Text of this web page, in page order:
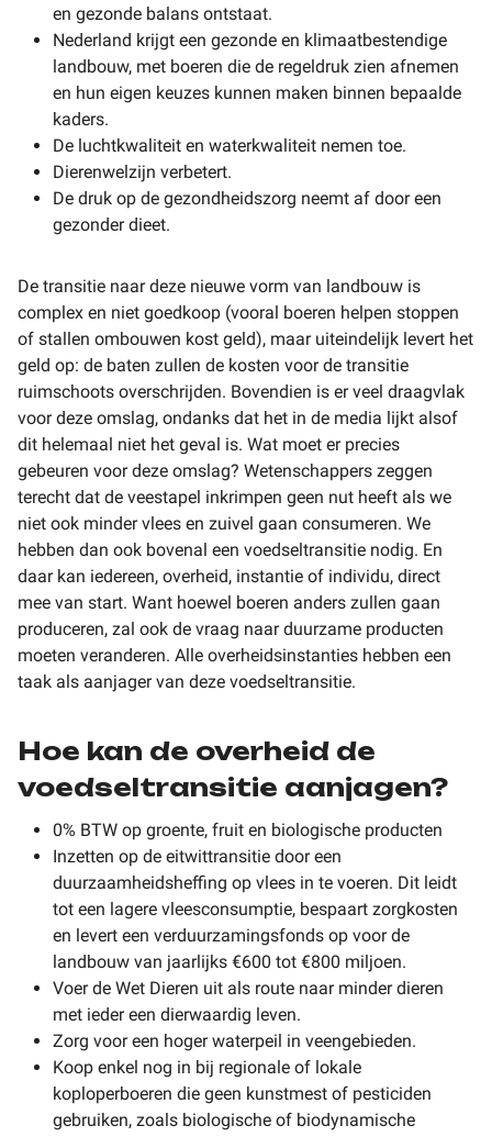
en gezonde balans ontstaat.
Nederland krijgt een gezonde en klimaatbestendige
landbouw, met boeren die de regeldruk zien afnemen
en hun eigen keuzes kunnen maken binnen bepaalde
kaders.
De luchtkwaliteit en waterkwaliteit nemen toe.
Dierenwelzijn verbetert.
De druk op de gezondheidszorg neemt af door een
gezonder dieet.
De transitie naar deze nieuwe vorm van landbouw is
complex en niet goedkoop (vooral boeren helpen stoppen
of stallen ombouwen kost geld), maar uiteindelijk levert het
geld op: de baten zullen de kosten voor de transitie
ruimschoots overschrijden. Bovendien is er veel draagvlak
voor deze omslag, ondanks dat het in de media lijkt alsof
dit helemaal niet het geval is. Wat moet er precies
gebeuren voor deze omslag? Wetenschappers zeggen
terecht dat de veestapel inkrimpen geen nut heeft als we
niet ook minder vlees en zuivel gaan consumeren. We
hebben dan ook bovenal een voedseltransitie nodig. En
daar kan iedereen, overheid, instantie of individu, direct
mee van start. Want hoewel boeren anders zullen gaan
produceren, zal ook de vraag naar duurzame producten
moeten veranderen. Alle overheidsinstanties hebben een
taak als aanjager van deze voedseltransitie.
Hoe kan de overheid de
voedseltransitie aanjagen?
0% BTW op groente, fruit en biologische producten
Inzetten op de eitwittransitie door een
duurzaamheidsheffing op vlees in te voeren. Dit leidt
tot een lagere vleesconsumptie, bespaart zorgkosten
en levert een verduurzamingsfonds op voor de
landbouw van jaarlijks €600 tot €800 miljoen.
Voer de Wet Dieren uit als route naar minder dieren
met ieder een dierwaardig leven.
Zorg voor een hoger waterpeil in veengebieden.
Koop enkel nog in bij regionale of lokale
koploperboeren die geen kunstmest of pesticiden
gebruiken, zoals biologische of biodynamische